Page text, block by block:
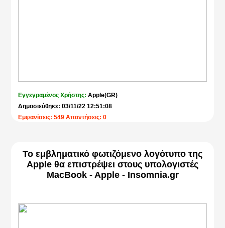
Εγγεγραμένος Χρήστης:Apple(GR)
Δημοσιεύθηκε: 03/11/22 12:51:08
Εμφανίσεις: 549 Απαντήσεις: 0
Το εμβληματικό φωτιζόμενο λογότυπο της
Apple θα επιστρέψει στους υπολογιστές
MacBook - Apple - Insomnia.gr